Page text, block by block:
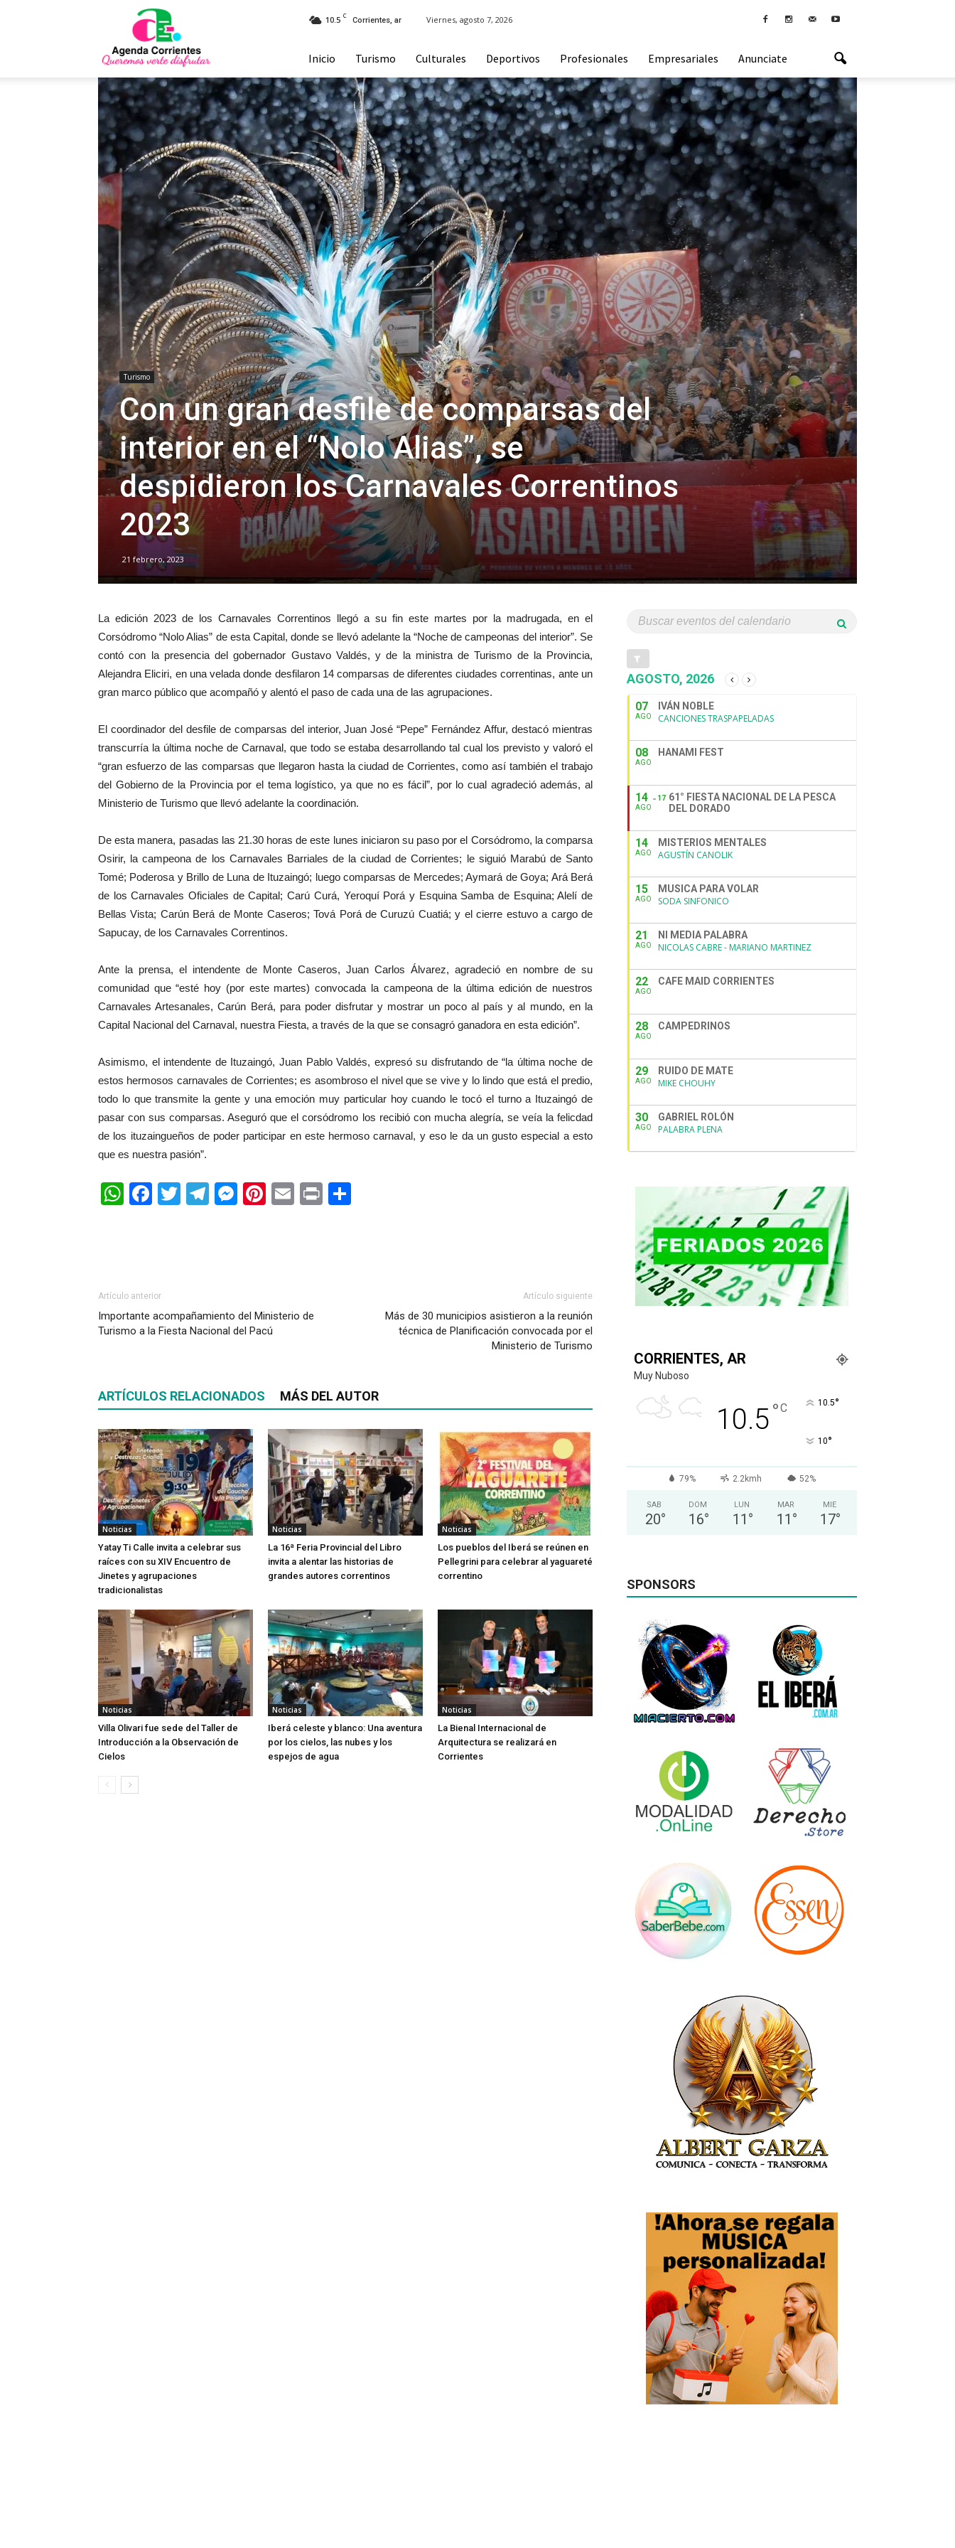
Corrientes
10.5 C
Corrientes, ar Viernes, agosto 7, 2026
Inicio Turismo Culturales Deportivos Profesionales Empresariales Anunciate
Turismo
Con un gran desfile de comparsas del
interior en el “Nolo Alias”, se
despidieron los Carnavales Correntinos
2023
21 febrero, 2023
La edición 2023 de los Carnavales Correntinos llegó a su fin este martes por la madrugada, en el
Corsódromo “Nolo Alias” de esta Capital, donde se llevó adelante la “Noche de campeonas del interior”. Se
contó con la presencia del gobernador Gustavo Valdés, y de la ministra de Turismo de la Provincia,
Alejandra Eliciri, en una velada donde desfilaron 14 comparsas de diferentes ciudades correntinas, ante un
gran marco público que acompañó y alentó el paso de cada una de las agrupaciones.
El coordinador del desfile de comparsas del interior, Juan José “Pepe” Fernández Affur, destacó mientras
transcurría la última noche de Carnaval, que todo se estaba desarrollando tal cual los previsto y valoró el
“gran esfuerzo de las comparsas que llegaron hasta la ciudad de Corrientes, como así también el trabajo
del Gobierno de la Provincia por el tema logístico, ya que no es fácil”, por lo cual agradeció además, al
Ministerio de Turismo que llevó adelante la coordinación.
De esta manera, pasadas las 21.30 horas de este lunes iniciaron su paso por el Corsódromo, la comparsa
Osirir, la campeona de los Carnavales Barriales de la ciudad de Corrientes; le siguió Marabú de Santo
Tomé; Poderosa y Brillo de Luna de Ituzaingó; luego comparsas de Mercedes; Aymará de Goya; Ará Berá
de los Carnavales Oficiales de Capital; Carú Curá, Yeroquí Porá y Esquina Samba de Esquina; Alelí de
Bellas Vista; Carún Berá de Monte Caseros; Tová Porá de Curuzú Cuatiá; y el cierre estuvo a cargo de
Sapucay, de los Carnavales Correntinos.
Ante la prensa, el intendente de Monte Caseros, Juan Carlos Álvarez, agradeció en nombre de su
comunidad que “esté hoy (por este martes) convocada la campeona de la última edición de nuestros
Carnavales Artesanales, Carún Berá, para poder disfrutar y mostrar un poco al país y al mundo, en la
Capital Nacional del Carnaval, nuestra Fiesta, a través de la que se consagró ganadora en esta edición”.
Asimismo, el intendente de Ituzaingó, Juan Pablo Valdés, expresó su disfrutando de “la última noche de
estos hermosos carnavales de Corrientes; es asombroso el nivel que se vive y lo lindo que está el predio,
todo lo que transmite la gente y una emoción muy particular hoy cuando le tocó el turno a Ituzaingó de
pasar con sus comparsas. Aseguró que el corsódromo los recibió con mucha alegría, se veía la felicdad
de los ituzaingueños de poder participar en este hermoso carnaval, y eso le da un gusto especial a esto
que es nuestra pasión”.
WhatsApp
Facebook
TwitterTelegram
Messenger
Pinterest
EmailPrint
Artículo anterior
Importante acompañamiento del Ministerio de
Turismo a la Fiesta Nacional del Pacú
Artículo siguiente
Más de 30 municipios asistieron a la reunión
técnica de Planificación convocada por el
Ministerio de Turismo
ARTÍCULOS RELACIONADOS MÁS DEL AUTOR
Noticias
Yatay Ti Calle invita a celebrar sus
raíces con su XIV Encuentro de
Jinetes y agrupaciones
tradicionalistas
Noticias
La 16ª Feria Provincial del Libro
invita a alentar las historias de
grandes autores correntinos
Noticias
Los pueblos del Iberá se reúnen en
Pellegrini para celebrar al yaguareté
correntino
Noticias
Villa Olivari fue sede del Taller de
Introducción a la Observación de
Cielos
Noticias
Iberá celeste y blanco: Una aventura
por los cielos, las nubes y los
espejos de agua
Noticias
La Bienal Internacional de
Arquitectura se realizará en
Corrientes
AGOSTO, 2026
07
AGO
IVÁN NOBLE
CANCIONES TRASPAPELADAS
08
AGO
HANAMI FEST
14
AGO
17 61° FIESTA NACIONAL DE LA PESCA
DEL DORADO
14
AGO
MISTERIOS MENTALES
AGUSTÍN CANOLIK
15
AGO
MUSICA PARA VOLAR
SODA SINFONICO
21
AGO
NI MEDIA PALABRA
NICOLAS CABRE - MARIANO MARTINEZ
22
AGO
CAFE MAID CORRIENTES
28
AGO
CAMPEDRINOS
29
AGO
RUIDO DE MATE
MIKE CHOUHY
30
AGO
GABRIEL ROLÓN
PALABRA PLENA
CORRIENTES, AR
Muy Nuboso
10.5°C 10.5°
10°
79% 2.2kmh 52%
SAB
20°
DOM
16°
LUN
11 °
MAR
11 °
MIE
17°
SPONSORS